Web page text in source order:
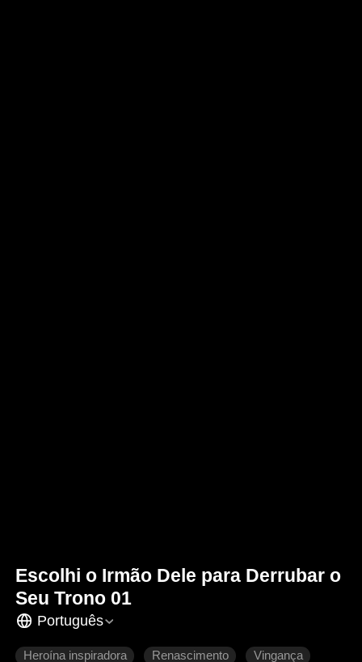
Escolhi o Irmão Dele para Derrubar o
Seu Trono 01
Português
Heroína inspiradora Renascimento Vingança